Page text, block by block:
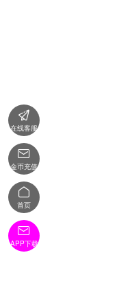

在线客服

金币充值

首页

APP下载